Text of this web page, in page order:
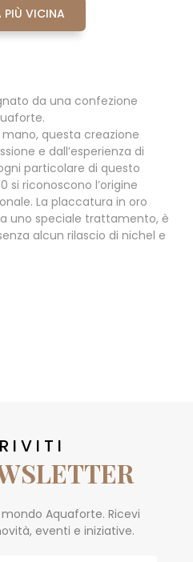
PIÙ VICINA
da una confezione
questa creazione
e dall’esperienza di
particolare di questo
si riconoscono l’origine
La placcatura in oro
uno speciale trattamento, è
alcun rilascio di nichel e
Aquaforte. Ricevi
eventi e iniziative.